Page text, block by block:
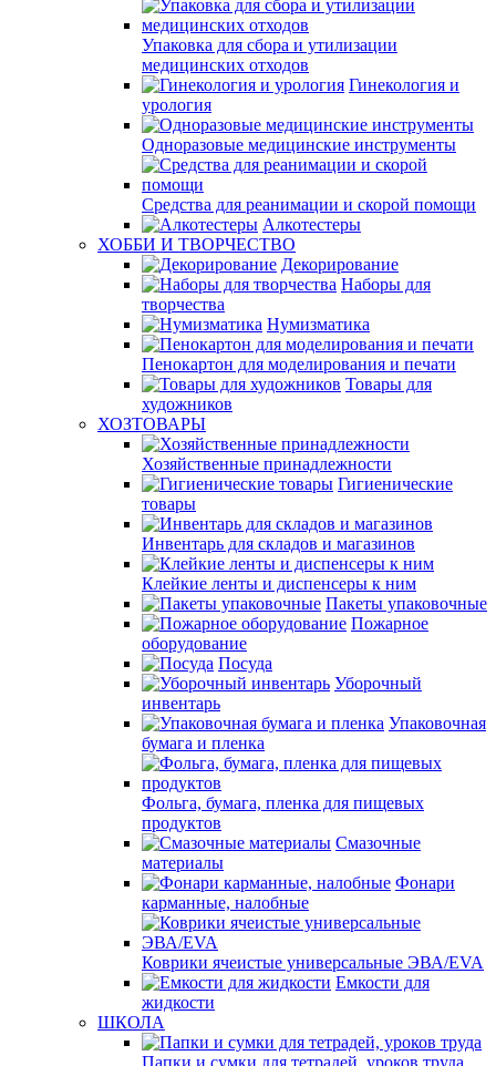
Упаковка для сбора и утилизации
медицинских отходов
Гинекология и
урология
Одноразовые медицинские инструменты
Средства для реанимации и скорой помощи
Алкотестеры
ХОББИ И ТВОРЧЕСТВО
Декорирование
Наборы для
творчества
Нумизматика
Пенокартон для моделирования и печати
Товары для
художников
ХОЗТОВАРЫ
Хозяйственные принадлежности
Гигиенические
товары
Инвентарь для складов и магазинов
Клейкие ленты и диспенсеры к ним
Пакеты упаковочные
Пожарное
оборудование
Посуда
Уборочный
инвентарь
Упаковочная
бумага и пленка
Фольга, бумага, пленка для пищевых
продуктов
Смазочные
материалы
Фонари
карманные, налобные
Коврики ячеистые универсальные ЭВА/EVA
Емкости для
жидкости
ШКОЛА
Папки и сумки для тетрадей, уроков труда